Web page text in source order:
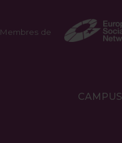
Membres de
CAMPUS